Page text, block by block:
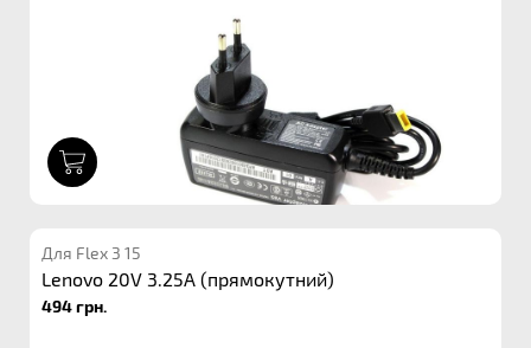
Для Flex 3 15
Lenovo 20V 3.25A (прямокутний)
494 грн.